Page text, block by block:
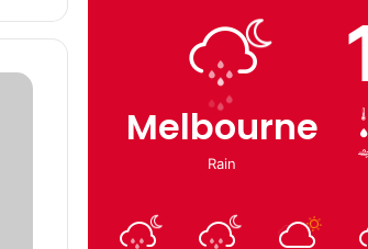
Melbourne
Rain